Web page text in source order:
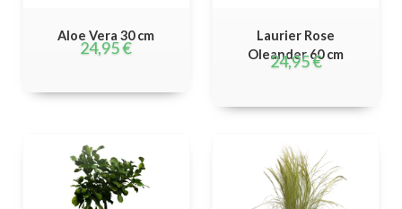
Aloe Vera 30 cm
24,95€
Laurier Rose
Oleander 60 cm
24,95€